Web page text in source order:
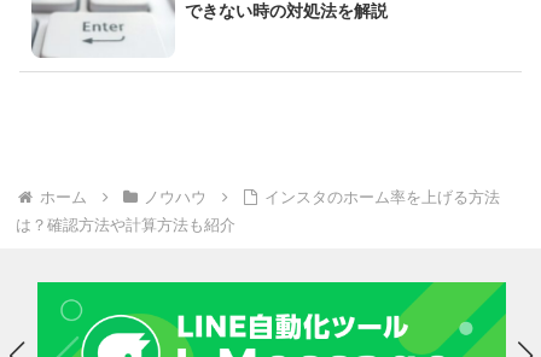
できない時の対処法を解説
ホーム ノウハウ
インスタのホーム率を上げる方法
は？確認方法や計算方法も紹介